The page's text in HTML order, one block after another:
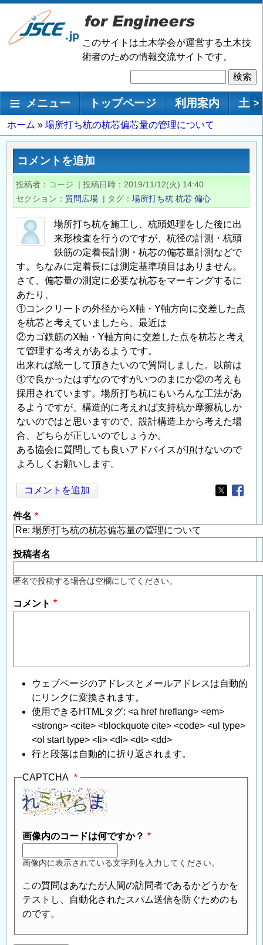
メ
ン
移
このサイトは土木学会が運営する土木技
術者のための情報交流サイトです。
索
メインナビゲーション
メニュー トップページ 利用案内 土 >
パ
ン
ず
ホーム 場所打ち杭の杭芯偏芯量の管理について
コメントを追加
投稿者 コージ | 投稿日時
2019/11/12(火) 14:40
セクション
質問広場 | タグ 場所打ち杭 杭芯 偏心
場所打ち杭を施工し、杭頭処理をした後に出
来形検査を行うのですが、杭径の計測・杭頭
鉄筋の定着長計測・杭芯の偏芯量計測などで
す。ちなみに定着長には測定基準項目はありません。
さて、偏芯量の測定に必要な杭芯をマーキングするに
あたり、
①コンクリートの外径からX軸・Y軸方向に交差した点
を杭芯と考えていましたら、最近は
②カゴ鉄筋のX軸・Y軸方向に交差した点を杭芯と考え
て管理する考えがあるようです。
出来れば統一して頂きたいので質問しました。以前は
①で良かったはずなのですがいつのまにか②の考えも
採用されています。場所打ち杭にもいろんな工法があ
るようですが、構造的に考えれば支持杭か摩擦杭しか
ないのではと思いますので、設計構造上から考えた場
合、どちらが正しいのでしょうか。
ある協会に質問しても良いアドバイスが頂けないので
よろしくお願いします。
コメントを追加
Opens in
件名
投稿者名
匿名で投稿する場合は空欄にしてください。
コメント
ウェブページのアドレスとメールアドレスは自動的
にリンクに変換されます。
使用できるHTMLタグ: <a href hreflang> <em>
<strong> <cite> <blockquote cite> <code> <ul type>
<ol start type> <li> <dl> <dt> <dd>
行と段落は自動的に折り返されます。
CAPTCHA
画像内のコードは何ですか？
画像内に表示されている文字列を入力してください。
この質問はあなたが人間の訪問者であるかどうかを
テストし、自動化されたスパム送信を防ぐためのも
のです。